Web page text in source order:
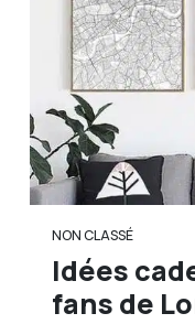
NON CLASSÉ
Idées
fans de